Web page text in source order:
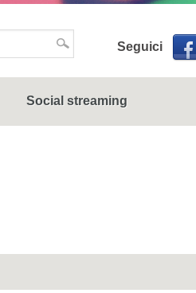
Seguici
Social streaming